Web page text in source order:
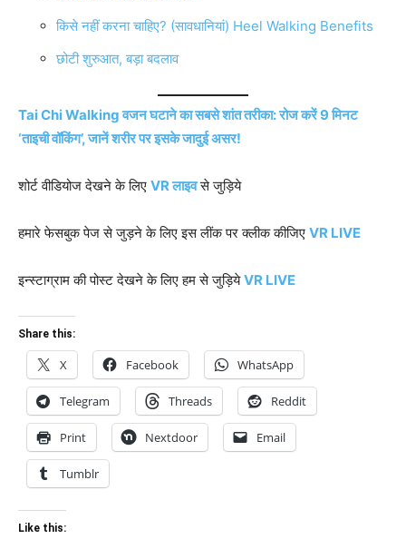
किसे नहीं करना चाहिए? (सावधानियां) Heel Walking Benefits
छोटी शुरुआत, बड़ा बदलाव
Tai Chi Walking वजन घटाने का सबसे शांत तरीका: रोज करें 9 मिनट
‘ताइची वॉकिंग’, जानें शरीर पर इसके जादुई असर!
शोर्ट वीडियोज देखने के लिए VR लाइवसे जुड़िये
हमारे फेसबुक पेज से जुड़ने के लिए इस लींक पर क्लीक कीजिए VR LIVE
इन्स्टाग्राम की पोस्ट देखने के लिए हम से जुड़ियेVR LIVE
Share this:
X Facebook WhatsApp
Telegram Threads Reddit
Print Nextdoor Email
Tumblr
Like this: